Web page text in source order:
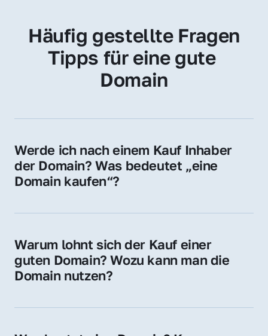
Häufig gestellte Fragen
Tipps für eine gute
Domain
Werde ich nach einem Kauf Inhaber
der Domain? Was bedeutet „eine
Domain kaufen“?
Sie erhalten alle Rechte zur Nutzung,
Domain.
Warum lohnt sich der Kauf einer
guten Domain? Wozu kann man die
Domain nutzen?
Vertrauen und Markenwert. Nutzen Sie sie